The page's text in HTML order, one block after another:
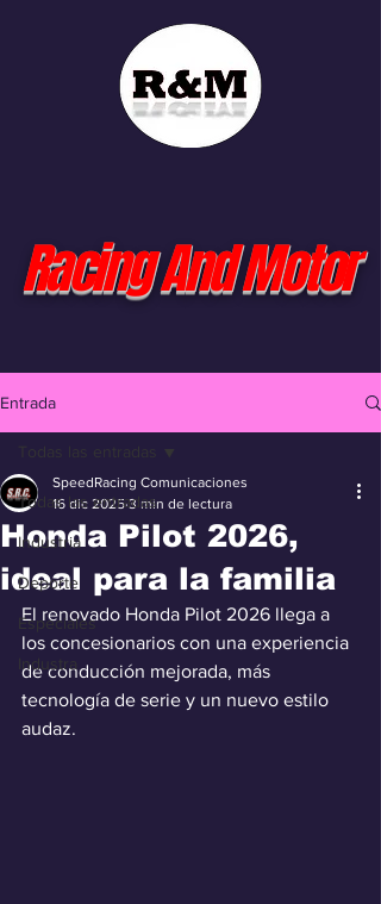
Racing And Motor
Entrada
Todas las entradas
Industria
Deporte
Especiales
Industra
Todas las entradas
Honda Pilot 2026,
ideal para la familia
SpeedRacing Comunicaciones
16 dic 2025 3 min de lectura
El renovado Honda Pilot 2026 llega a
los concesionarios con una experiencia
de conducción mejorada, más
tecnología de serie y un nuevo estilo
audaz.